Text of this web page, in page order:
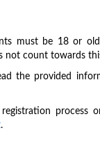
must be 18 or
not count towards
the provided
.